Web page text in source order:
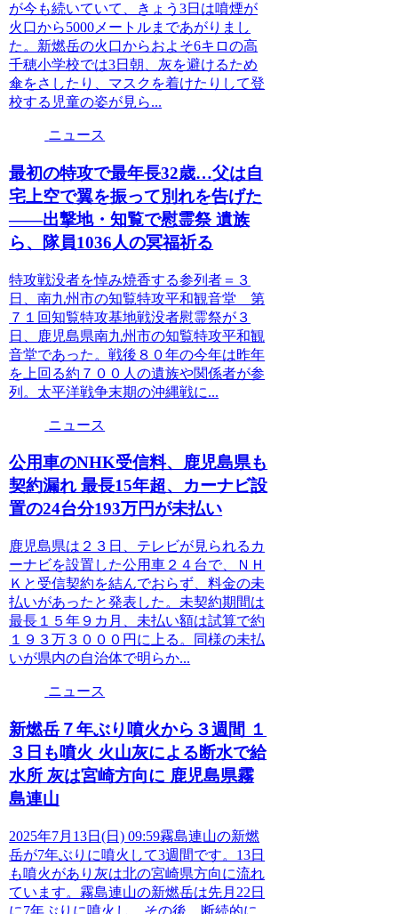
が今も続いていて、きょう3日は噴煙が
火口から5000メートルまであがりまし
た。新燃岳の火口からおよそ6キロの高
千穂小学校では3日朝、灰を避けるため
傘をさしたり、マスクを着けたりして登
校する児童の姿が見ら...
ニュース
最初の特攻で最年長32歳…父は自
宅上空で翼を振って別れを告げた
――出撃地・知覧で慰霊祭 遺族
ら、隊員1036人の冥福祈る
特攻戦没者を悼み焼香する参列者＝３
日、南九州市の知覧特攻平和観音堂 第
７１回知覧特攻基地戦没者慰霊祭が３
日、鹿児島県南九州市の知覧特攻平和観
音堂であった。戦後８０年の今年は昨年
を上回る約７００人の遺族や関係者が参
列。太平洋戦争末期の沖縄戦に...
ニュース
公用車のNHK受信料、鹿児島県も
契約漏れ 最長15年超、カーナビ設
置の24台分193万円が未払い
鹿児島県は２３日、テレビが見られるカ
ーナビを設置した公用車２４台で、ＮＨ
Ｋと受信契約を結んでおらず、料金の未
払いがあったと発表した。未契約期間は
最長１５年９カ月、未払い額は試算で約
１９３万３０００円に上る。同様の未払
いが県内の自治体で明らか...
ニュース
新燃岳７年ぶり噴火から３週間 １
３日も噴火 火山灰による断水で給
水所 灰は宮崎方向に 鹿児島県霧
島連山
2025年7月13日(日) 09:59霧島連山の新燃
岳が7年ぶりに噴火して3週間です。13日
も噴火があり灰は北の宮崎県方向に流れ
ています。霧島連山の新燃岳は先月22日
に7年ぶりに噴火し、その後、断続的に